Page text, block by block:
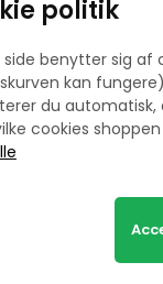
politik
side benytter sig af
kan
du automatisk,
cookies